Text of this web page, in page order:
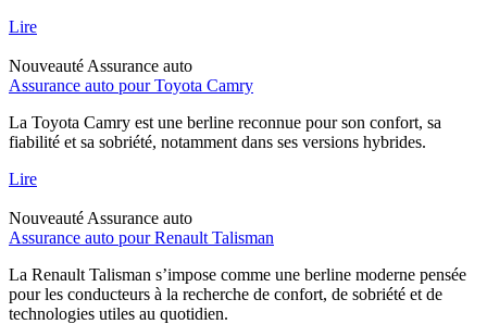
Lire
Nouveauté Assurance auto
Assurance auto pour Toyota Camry
La Toyota Camry est une berline reconnue pour son confort, sa
fiabilité et sa sobriété, notamment dans ses versions hybrides.
Lire
Nouveauté Assurance auto
Assurance auto pour Renault Talisman
La Renault Talisman s’impose comme une berline moderne pensée
pour les conducteurs à la recherche de confort, de sobriété et de
technologies utiles au quotidien.